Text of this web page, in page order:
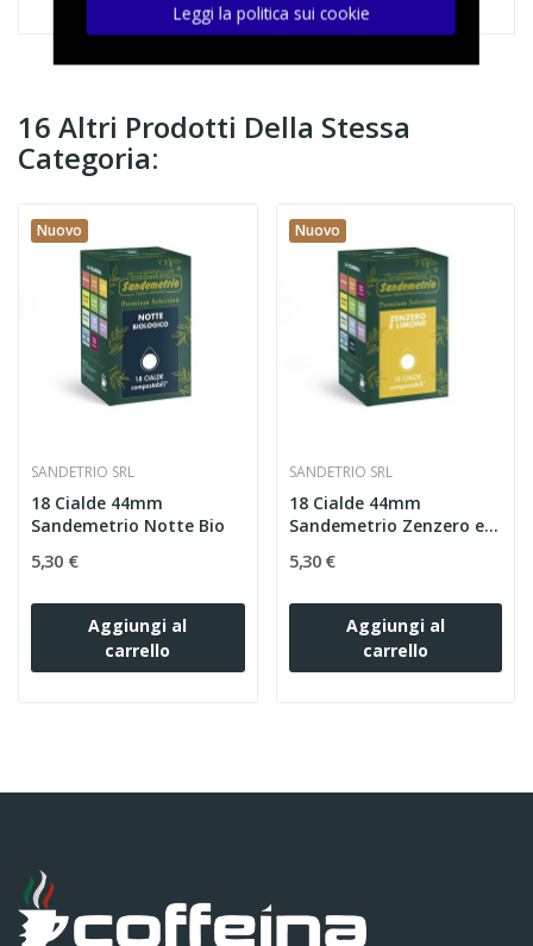
16 Altri Prodotti Della Stessa
Categoria:
Nuovo
SANDETRIO SRL
18 Cialde 44mm
Sandemetrio Notte Bio
5,30 €
Aggiungi al
carrello
Nuovo
SANDETRIO SRL
18 Cialde 44mm
Sandemetrio Zenzero e
5,30 €
Aggiungi al
carrello
Leggi la politica sui cookie